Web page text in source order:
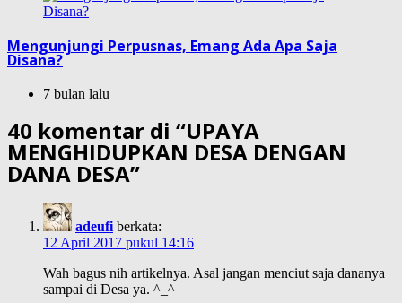
Mengunjungi Perpusnas, Emang Ada Apa Saja
Disana?
7 bulan lalu
40 komentar di “UPAYA
MENGHIDUPKAN DESA DENGAN
DANA DESA”
adeufi berkata:
12 April 2017 pukul 14:16
Wah bagus nih artikelnya. Asal jangan menciut saja dananya
sampai di Desa ya. ^_^